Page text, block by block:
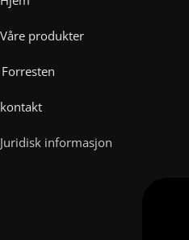
Våre produkter
Forresten
kontakt
Juridisk informasjon